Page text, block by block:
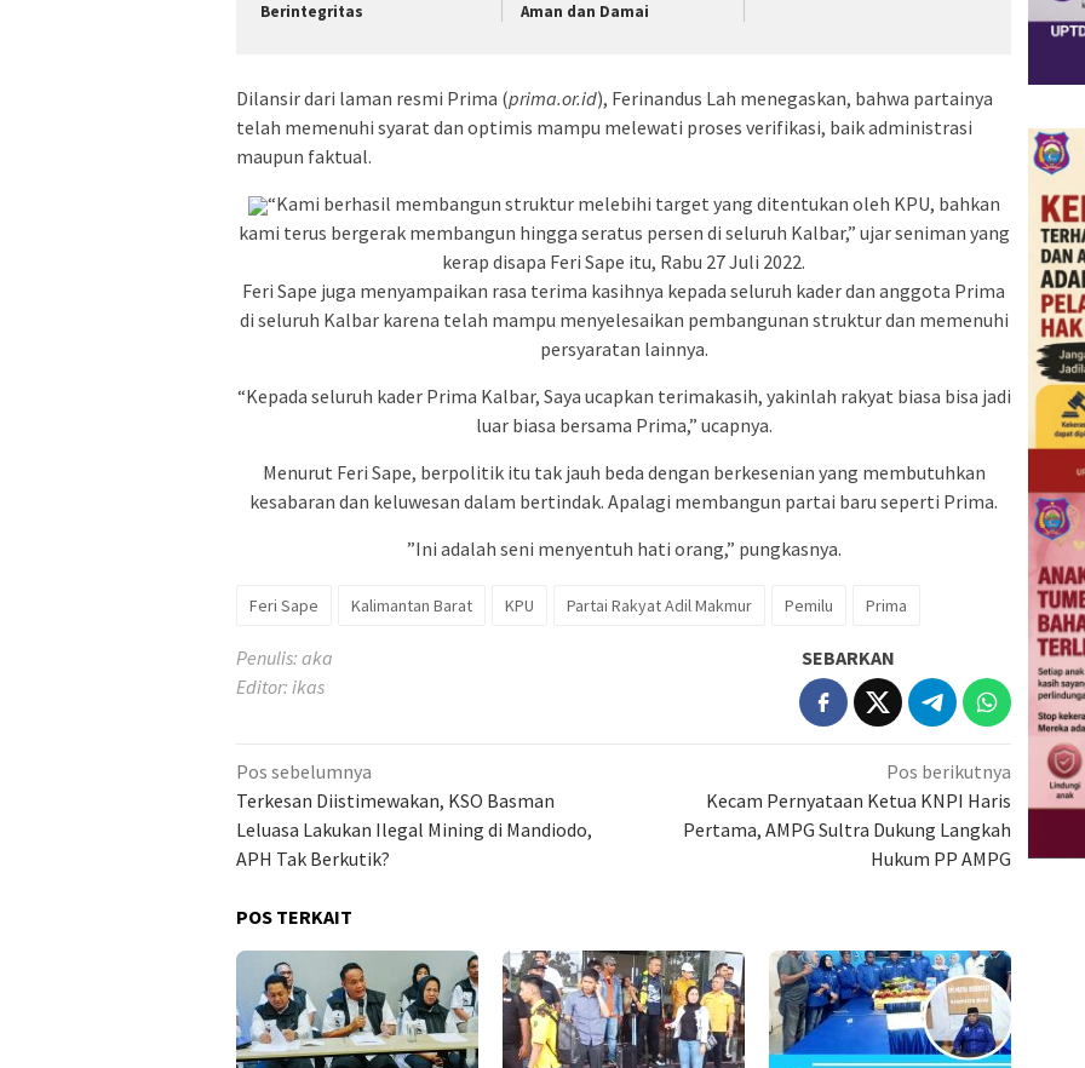
Berintegritas
Aman dan Damai
Dilansir dari laman resmi Prima (prima.or.id), Ferinandus Lah menegaskan, bahwa partainya
telah memenuhi syarat dan optimis mampu melewati proses verifikasi, baik administrasi
maupun faktual.
“Kami berhasil membangun struktur melebihi target yang ditentukan oleh KPU, bahkan
kami terus bergerak membangun hingga seratus persen di seluruh Kalbar,” ujar seniman yang
kerap disapa Feri Sape itu, Rabu 27 Juli 2022.
Feri Sape juga menyampaikan rasa terima kasihnya kepada seluruh kader dan anggota Prima
di seluruh Kalbar karena telah mampu menyelesaikan pembangunan struktur dan memenuhi
persyaratan lainnya.
“Kepada seluruh kader Prima Kalbar, Saya ucapkan terimakasih, yakinlah rakyat biasa bisa jadi
luar biasa bersama Prima,” ucapnya.
Menurut Feri Sape, berpolitik itu tak jauh beda dengan berkesenian yang membutuhkan
kesabaran dan keluwesan dalam bertindak. Apalagi membangun partai baru seperti Prima.
”Ini adalah seni menyentuh hati orang,” pungkasnya.
Feri Sape Kalimantan Barat KPU Partai Rakyat Adil Makmur Pemilu Prima
Penulis: aka
Editor: ikas
SEBARKAN
Navigasi
pos
Pos sebelumnya
Terkesan Diistimewakan, KSO Basman
Leluasa Lakukan Ilegal Mining di Mandiodo,
APH Tak Berkutik?
Pos berikutnya
Kecam Pernyataan Ketua KNPI Haris
Pertama, AMPG Sultra Dukung Langkah
Hukum PP AMPG
POS TERKAIT